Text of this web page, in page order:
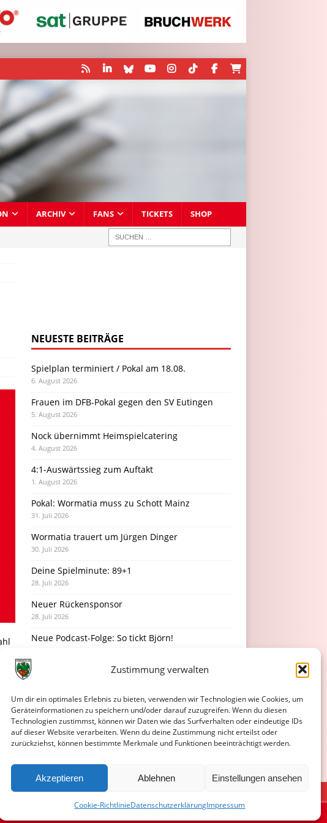
Zustimmung verwalten
Um dir ein optimales Erlebnis zu bieten, verwenden wir Technologien wie Cookies, um
Geräteinformationen zu speichern und/oder darauf zuzugreifen. Wenn du diesen
Technologien zustimmst, können wir Daten wie das Surfverhalten oder eindeutige IDs
auf dieser Website verarbeiten. Wenn du deine Zustimmung nicht erteilst oder
zurückziehst, können bestimmte Merkmale und Funktionen beeinträchtigt werden.
Akzeptieren Ablehnen Einstellungen ansehen
Cookie-RichtlinieDatenschutzerklärungImpressum
ARCHIV FANS TICKETS SHOP
NEUESTE BEITRÄGE
Spielplan terminiert / Pokal am 18.08.
6. August 2026
Frauen im DFB-Pokal gegen den SV Eutingen
5. August 2026
Nock übernimmt Heimspielcatering
4. August 2026
4:1-Auswärtssieg zum Auftakt
1. August 2026
Pokal: Wormatia muss zu Schott Mainz
31. Juli 2026
Wormatia trauert um Jürgen Dinger
30. Juli 2026
Deine Spielminute: 89+1
28. Juli 2026
Neuer Rückensponsor
28. Juli 2026
Neue Podcast-Folge: So tickt Björn!
Eindrücke vom Stadionfest
DATENSCHUTZERKLÄRUNG